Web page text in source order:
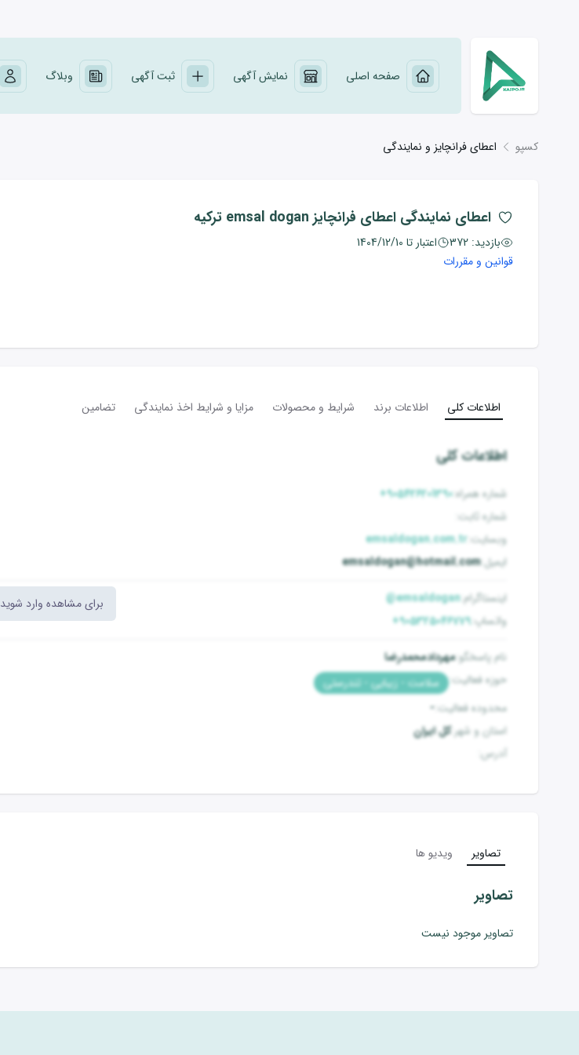
صفحه اصلی نمایش آگهی ثبت آگهی وبلاگ
کسپو اعطای فرانچایز و نمایندگی
اعطای نمایندگی اعطای فرانچایز emsal dogan ترکیه
بازدید: 372 اعتبار تا 1404/12/10
قوانین و مقررات
اطلاعات کلی اطلاعات برند شرایط و محصولات مزایا و شرایط اخذ نمایندگی تضامین
برای مشاهده وارد شوید
اطلاعات کلی
شماره همراه:
905426201390+
شماره ثابت
وبسایت emsaldogan.com.tr
ایمیل:
emsaldogan@hotmail.com
اینستاگرام:
emsaldogan@
واتساپ :
905325046779+
نام پاسخگو:مهردادمحمدرضا
حوزه فعالیت: سلامت - زیبایی - تندرستی
محدوده فعالیت -
استان و شهر:کل ایران
آدرس
تصاویر ویدیو ها
تصاویر
تصاویر موجود نیست